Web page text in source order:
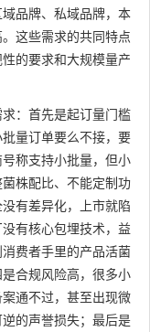
品牌、私域品牌，本
这些需求的共同特点
的要求和大规模量产
：首先是起订量门槛
量订单要么不接，要
称支持小批量，但小
株配比、不能定制功
有差异化，上市就陷
有核心包埋技术，益
费者手里的产品活菌
合规风险高，很多小
通不过，甚至出现微
的声誉损失；最后是